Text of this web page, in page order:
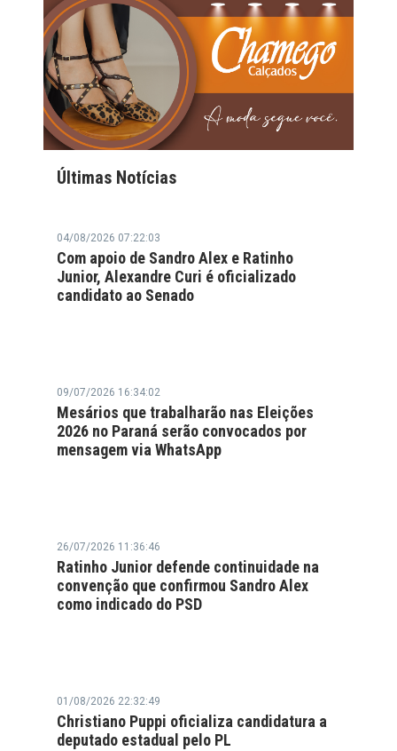
Últimas Notícias
04/08/2026 07:22:03
Com apoio de Sandro Alex e Ratinho
Junior, Alexandre Curi é oficializado
candidato ao Senado
09/07/2026 16:34:02
Mesários que trabalharão nas Eleições
2026 no Paraná serão convocados por
mensagem via WhatsApp
26/07/2026 11:36:46
Ratinho Junior defende continuidade na
convenção que confirmou Sandro Alex
como indicado do PSD
01/08/2026 22:32:49
Christiano Puppi oficializa candidatura a
deputado estadual pelo PL